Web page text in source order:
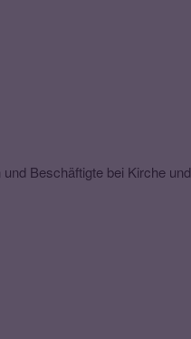
Beschäftigte bei Kirche und